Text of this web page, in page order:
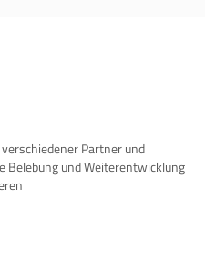
Partner und
Belebung und Weiterentwicklung